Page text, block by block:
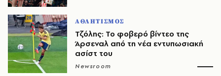
ΑΘΛΗΤΙΣΜΟΣ
Τζόλης: Το φοβερό βίντεο της
Άρσεναλ από τη νέα εντυπωσιακή
ασίστ του
Newsroom